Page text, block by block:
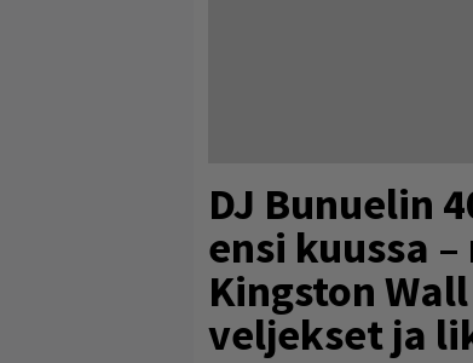
DJ Bunuelin
ensi kuussa
Kingston
veljekset ja